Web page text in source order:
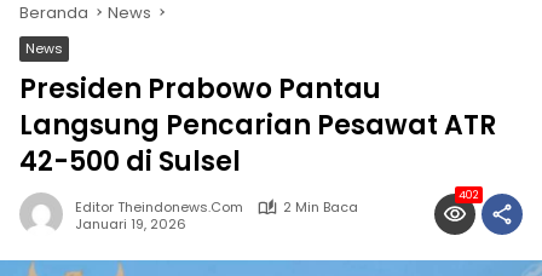
Beranda News
News
Presiden Prabowo Pantau
Langsung Pencarian Pesawat ATR
42-500 di Sulsel
Editor Theindonews.com
2 Min Baca
Januari 19, 2026
402